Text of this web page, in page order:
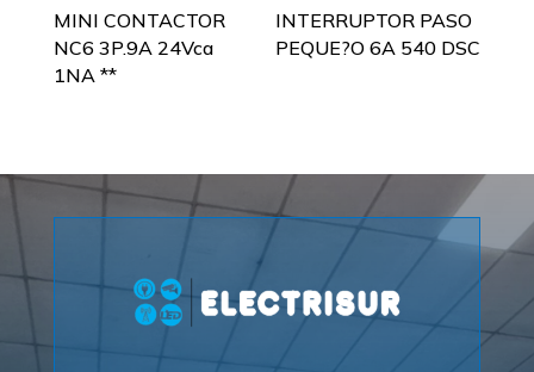
MINI CONTACTOR
NC6 3P.9A 24Vca
1NA **
INTERRUPTOR PASO
PEQUE?O 6A 540 DSC